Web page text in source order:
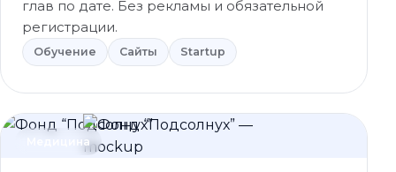
глав по дате. Без рекламы и обязательной
регистрации.
Обучение Сайты Startup
Медицина